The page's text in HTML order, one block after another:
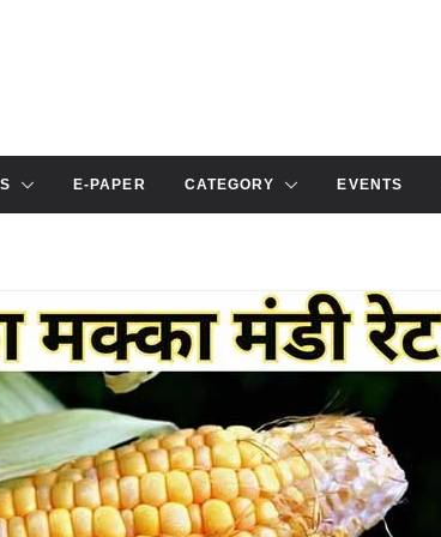
E-PAPER CATEGORY EVENTS